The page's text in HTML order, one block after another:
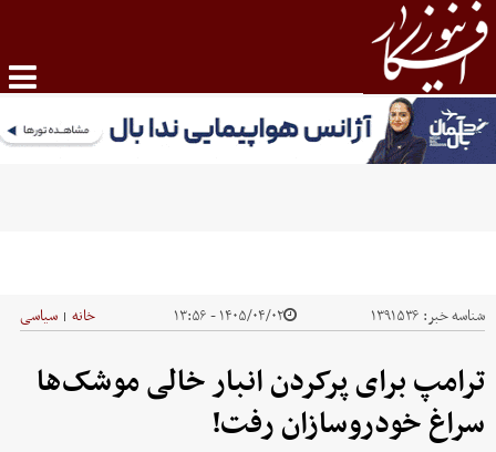
شناسه خبر: ۱۳۹۱۵۳۶ ۱۴۰۵/۰۴/۰۲ - ۱۳:۵۶ خانه | سیاسی
ترامپ برای پرکردن انبار خالی موشک‌ها
سراغ خودروسازان رفت!